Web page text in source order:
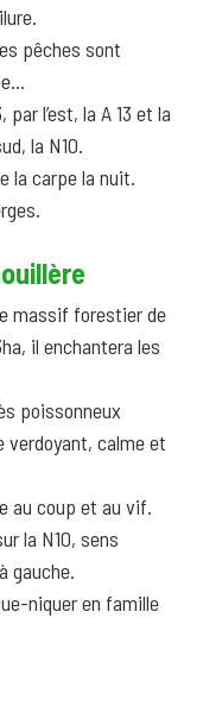
pêches sont
par l’est, la A 13 et la
la N10.
la carpe la nuit.
massif forestier de
il enchantera les
poissonneux
verdoyant, calme et
au coup et au vif.
la N10, sens
gauche.
niquer en famille